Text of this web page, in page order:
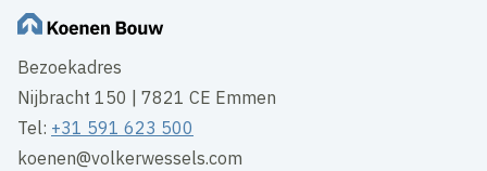
Bezoekadres
Nijbracht 150 | 7821 CE Emmen
Tel: +31 591 623 500
koenen@volkerwessels.com